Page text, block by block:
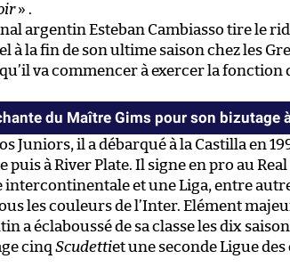
» .
argentin Esteban Cambiasso tire le
à la fin de son ultime saison chez les
va commencer à exercer la
du Maître Gims pour son bizutage
Juniors, il a débarqué à la Castilla en
puis à River Plate. Il signe en pro au
intercontinentale et une Liga, entre
les couleurs de l’Inter. Elément
a éclaboussé de sa classe les dix
cinq Scudettiet une seconde Ligue